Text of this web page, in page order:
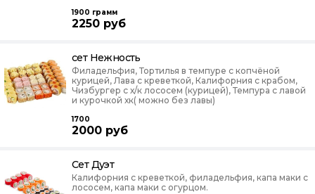
1900 грамм
2250 руб
сет Нежность
Филадельфия, Тортилья в темпуре с копчёной
курицей, Лава с креветкой, Калифорния с крабом,
Чизбургер с х/к лососем (курицей), Темпура с лавой
и курочкой хк( можно без лавы)
1700
2000 руб
Сет Дуэт
Калифорния с креветкой, филадельфия, капа маки с
лососем, капа маки с огурцом.